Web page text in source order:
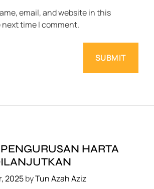
email, and website in this
time I comment.
HARTA
2025byTun Azah Aziz